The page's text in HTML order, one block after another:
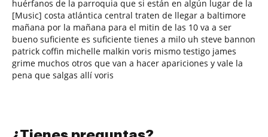
huérfanos de la parroquia que si están en algún lugar de la
[Music] costa atlántica central traten de llegar a baltimore
mañana por la mañana para el mitin de las 10 va a ser
bueno suficiente es suficiente tienes a milo uh steve bannon
patrick coffin michelle malkin voris mismo testigo james
grime muchos otros que van a hacer apariciones y vale la
pena que salgas allí voris